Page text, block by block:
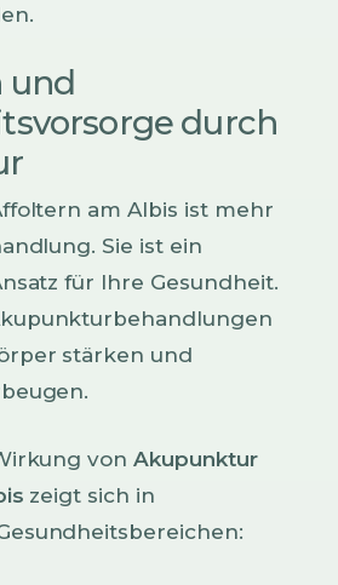
und
durch
am Albis ist mehr
Sie ist ein
für Ihre Gesundheit.
stärken und
vonAkupunktur
zeigt sich in